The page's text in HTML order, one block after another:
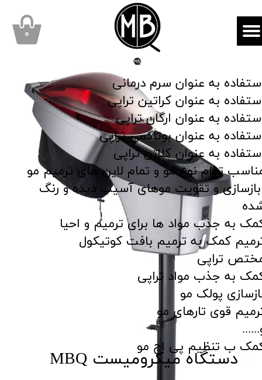
۰
​​دستگاه میکرومیست MBQ
به عنوان سرم درمانی
به عنوان کراتین تراپی
به عنوان ارگان تراپی
به عنوان بوتاکس تراپی
به عنوان کلاژن تراپی
تمام نوع مو و تمام لاین های ترمیم مو
و تقویت موهای آسیب دیده و رنگ
به جذب مواد ها برای ترمیم و احیا
کمک به ترمیم بافت کوتیکول
تراپی
به جذب مواد تراپی
پولک مو
قوی تارهای مو
ب تنظیم پی اچ مو​​​​​​​